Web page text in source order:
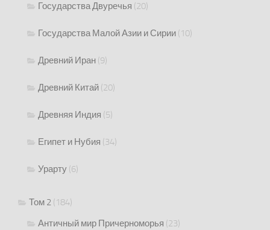
Государства Двуречья (20)
Государства Малой Азии и Сирии (10)
Древний Иран (9)
Древний Китай (20)
Древняя Индия (5)
Египет и Нубия (34)
Урарту (6)
Том 2 (184)
Античный мир Причерноморья (23)